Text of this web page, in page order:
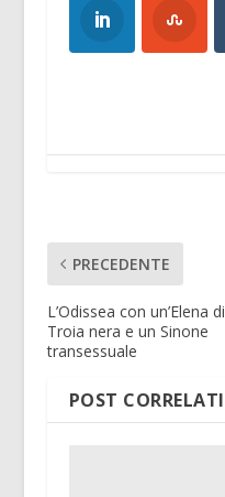
PRECEDENTE
L’Odissea con un’Elena di
Troia nera e un Sinone
transessuale
POST CORRELATI